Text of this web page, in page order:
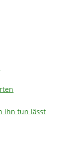
ihn tun lässt